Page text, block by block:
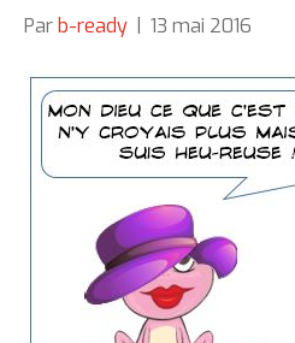
Par b-ready 13 mai 2016